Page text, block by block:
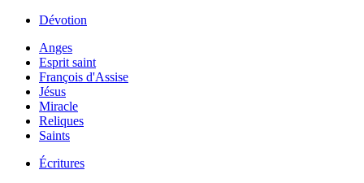
Dévotion
Anges
Esprit saint
François d'Assise
Jésus
Miracle
Reliques
Saints
Écritures